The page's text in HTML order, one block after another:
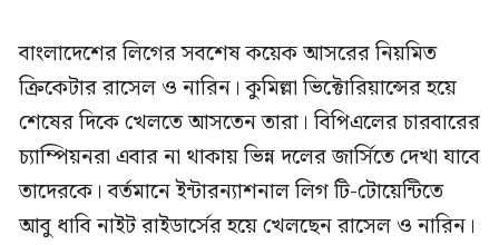
বাংলাদেশের লিগের সবশেষ কয়েক আসরের নিয়মিত
ক্রিকেটার রাসেল ও নারিন। কুমিল্লা ভিক্টোরিয়ান্সের হয়ে
শেষের দিকে খেলতে আসতেন তারা। বিপিএলের চারবারের
চ্যাম্পিয়নরা এবার না থাকায় ভিন্ন দলের জার্সিতে দেখা যাবে
তাদেরকে। বর্তমানে ইন্টারন্যাশনাল লিগ টি-টোয়েন্টিতে
আবু ধাবি নাইট রাইডার্সের হয়ে খেলছেন রাসেল ও নারিন।